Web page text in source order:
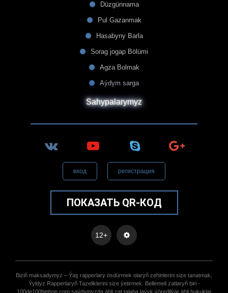
Düzgünnama
Pul Gazanmak
Hasabyny Barla
Sorag jogap Bölümi
Agza Bolmak
Aýdym sarga
Sahypalarymyz
вход регистрация
ПОКАЗАТЬ QR-КОД
12+
Biziñ maksadymyz – Ýaş rapperlary ösdürmek olaryñ zehinlerini size tanatmak,
Ýyldyz Rapperlaryñ Tazeliklerini size ýetirmek. Bellemeli zatlaryñ biri -
100de100hiphop.com saýdymyzda ähli zat talaba laýyk ýöredilýär ähli hukuklar